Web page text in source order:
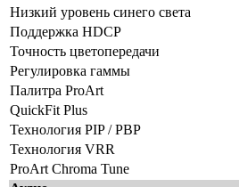
Низкий уровень синего света
Поддержка HDCP
Точность цветопередачи
Регулировка гаммы
Палитра ProArt
QuickFit Plus
Технология PIP / PBP
Технология VRR
ProArt Chroma Tune